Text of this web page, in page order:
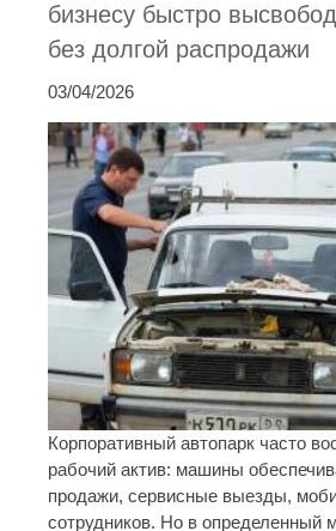
бизнесу быстро
без долгой распродажи
03/04/2026
Корпоративный автопарк часто
рабочий актив: машины
продажи, сервисные выезды,
сотрудников. Но в определенный